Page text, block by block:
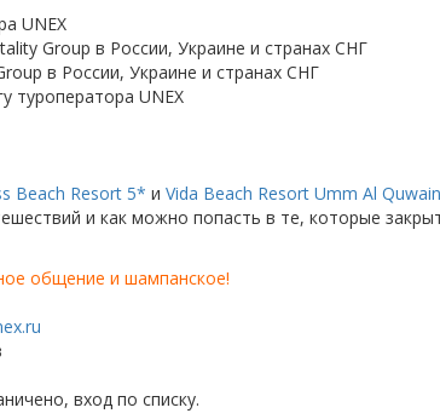
UNEX
Group в России, Украине и странах СНГ
в России, Украине и странах СНГ
туроператора UNEX
Beach Resort 5* и Vida Beach Resort Umm Al
и как можно попасть в те, которые
общение и шампанское!
вход по списку.